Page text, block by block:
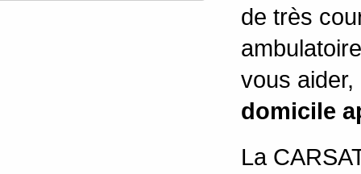
de très
vous aider,
domicile
La